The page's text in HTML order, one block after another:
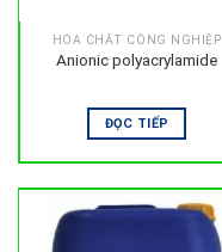
HÓA CHẤT CÔNG NGHIỆP
Anionic polyacrylamide
ĐỌC TIẾP